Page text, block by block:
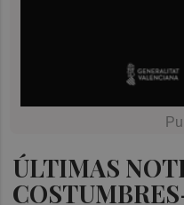
ÚLTIMAS